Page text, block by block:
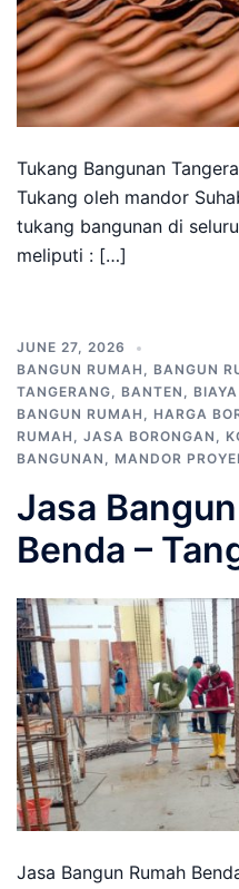
Tukang Bangunan
Tukang oleh mandor
tukang bangunan di
meliputi : […]
JUNE 27, 2026
BANGUN RUMAH , BANGUN
TANGERANG, BANTEN ,
BANGUN RUMAH , HARGA
RUMAH , JASA BORONGAN ,
BANGUNAN , MANDOR
Jasa
Benda –
Jasa Bangun Rumah